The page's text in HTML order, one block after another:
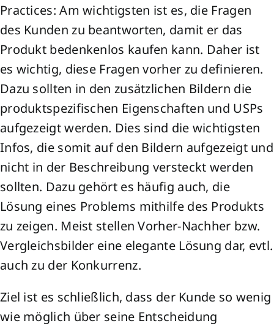
Practices: Am wichtigsten ist es, die Fragen
des Kunden zu beantworten, damit er das
Produkt bedenkenlos kaufen kann. Daher ist
es wichtig, diese Fragen vorher zu definieren.
Dazu sollten in den zusätzlichen Bildern die
produktspezifischen Eigenschaften und USPs
aufgezeigt werden. Dies sind die wichtigsten
Infos, die somit auf den Bildern aufgezeigt und
nicht in der Beschreibung versteckt werden
sollten. Dazu gehört es häufig auch, die
Lösung eines Problems mithilfe des Produkts
zu zeigen. Meist stellen Vorher-Nachher bzw.
Vergleichsbilder eine elegante Lösung dar, evtl.
auch zu der Konkurrenz.
Ziel ist es schließlich, dass der Kunde so wenig
wie möglich über seine Entscheidung